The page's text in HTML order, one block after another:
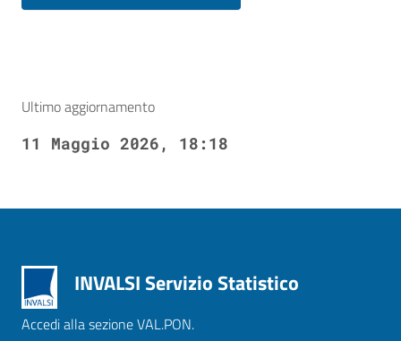
Ultimo aggiornamento
11 Maggio 2026, 18:18
INVALSI Servizio Statistico
Accedi alla sezione VAL.PON.